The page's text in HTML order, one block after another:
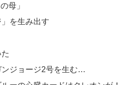
母」
を生み出す
ンジョージ2号を生む…